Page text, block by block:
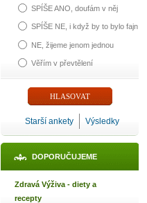
SPÍŠE ANO, doufám v něj
SPÍŠE NE, i když by to bylo fajn
NE, žijeme jenom jednou
Věřím v převtělení
Starší ankety Výsledky
DOPORUČUJEME
Zdravá Výživa - diety a
recepty